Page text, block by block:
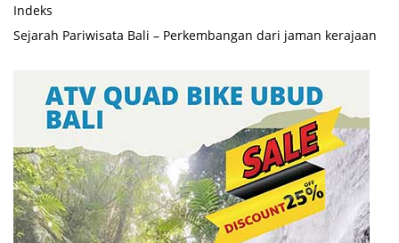
Indeks
Sejarah Pariwisata Bali – Perkembangan dari jaman kerajaan